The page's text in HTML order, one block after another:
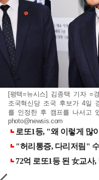
[평택=뉴시스] 김종택 기자 =
조국혁신당 조국 후보가 4일
를 인정한 후 캠프를 나서고
photo@newsis.com